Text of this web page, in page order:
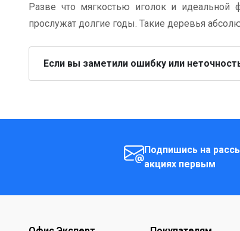
Разве что мягкостью иголок и
прослужат долгие годы. Такие деревья
Если вы заметили ошибку или
Подпишись на
акциях первым